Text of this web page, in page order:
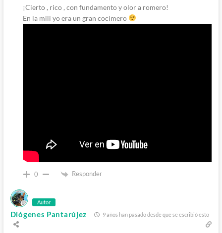
¡Cierto , rico , con fundamento y olor a romero!
En la mili yo era un gran cocimero
0 Responder
Autor
Diógenes Pantarújez 9 años han pasado desde que se escribió esto